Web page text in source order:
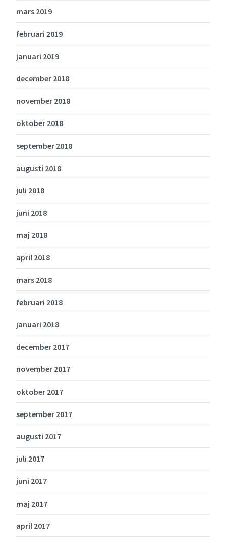
mars 2019
februari 2019
januari 2019
december 2018
november 2018
oktober 2018
september 2018
augusti 2018
juli 2018
juni 2018
maj 2018
april 2018
mars 2018
februari 2018
januari 2018
december 2017
november 2017
oktober 2017
september 2017
augusti 2017
juli 2017
juni 2017
maj 2017
april 2017